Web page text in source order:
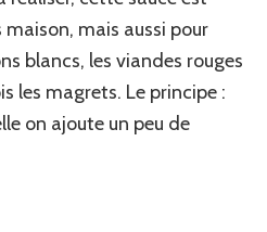
mais aussi pour
blancs, les viandes rouges
les magrets. Le principe :
on ajoute un peu de